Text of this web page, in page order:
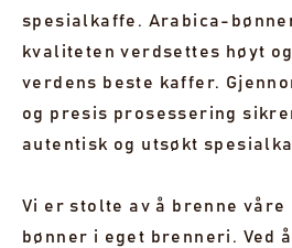
spesialkaffe. Arabica-
kvaliteten verdsettes høyt
verdens beste kaffer.
og presis prosessering
autentisk og utsøkt
Vi er stolte av å brenne våre
bønner i eget brenneri. Ved